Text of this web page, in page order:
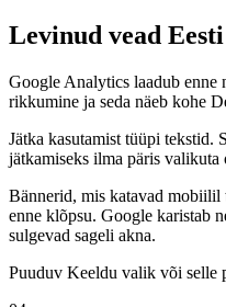
Levinud vead
Google Analytics laadub enne
rikkumine ja seda näeb kohe
Jätka kasutamist tüüpi tekstid.
jätkamiseks ilma päris valikuta
Bännerid, mis katavad mobiilil
enne klõpsu. Google karistab
sulgevad sageli akna.
Puuduv Keeldu valik või selle